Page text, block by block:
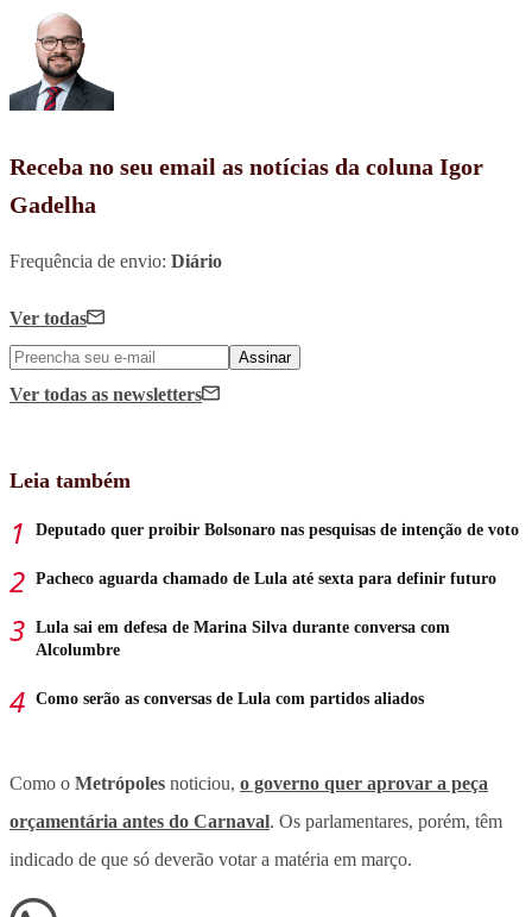
Receba no seu email as notícias da coluna Igor
Gadelha
Frequência de envio: Diário
Ver todas
Assinar
Ver todas as newsletters
Leia também
Deputado quer proibir Bolsonaro nas pesquisas de intenção de voto
Pacheco aguarda chamado de Lula até sexta para definir futuro
Lula sai em defesa de Marina Silva durante conversa com
Alcolumbre
Como serão as conversas de Lula com partidos aliados
Como o Metrópoles noticiou, o governo quer aprovar a peça
orçamentária antes do Carnaval. Os parlamentares, porém, têm
indicado de que só deverão votar a matéria em março.